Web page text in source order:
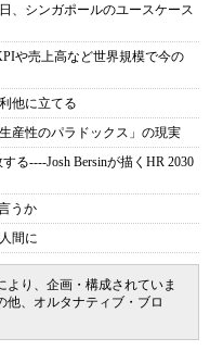
、シンガポールのユースケース
や売上高など世界規模で今の
他に立てる
産性のパラドックス」の現実
る----Josh Bersinが描くHR 2030
うか
間に
り、企画・構成されていま
他、オルタナティブ・ブロ